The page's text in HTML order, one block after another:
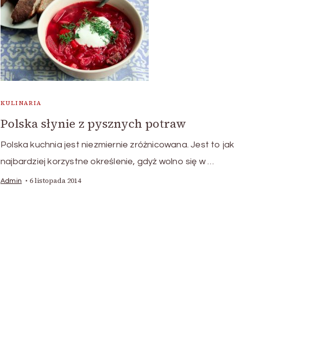
KULINARIA
Polska słynie z pysznych potraw
Polska kuchnia jest niezmiernie zróżnicowana. Jest to jak
najbardziej korzystne określenie, gdyż wolno się w …
Admin 6 listopada 2014